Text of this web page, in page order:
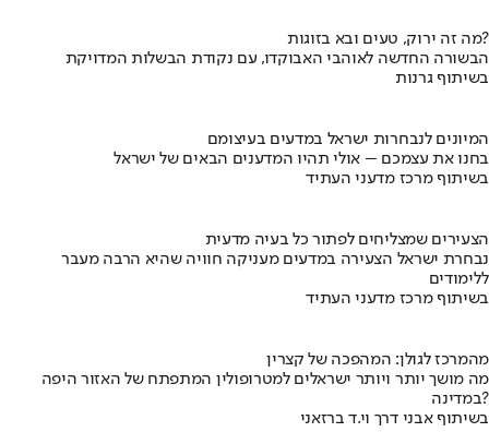
מה זה ירוק, טעים ובא בזוגות?
הבשורה החדשה לאוהבי האבוקדו, עם נקודת הבשלות המדויקת
בשיתוף גרנות
המיונים לנבחרות ישראל במדעים בעיצומם
בחנו את עצמכם – אולי תהיו המדענים הבאים של ישראל
בשיתוף מרכז מדעני העתיד
הצעירים שמצליחים לפתור כל בעיה מדעית
נבחרת ישראל הצעירה במדעים מעניקה חוויה שהיא הרבה מעבר
ללימודים
בשיתוף מרכז מדעני העתיד
מהמרכז לגולן: המהפכה של קצרין
מה מושך יותר ויותר ישראלים למטרופולין המתפתח של האזור היפה
במדינה?
בשיתוף אבני דרך וי.ד ברזאני